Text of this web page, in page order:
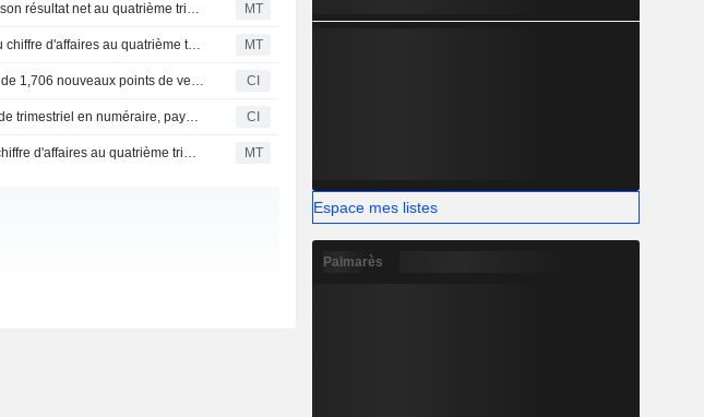
Yum China enregistre une hausse de 24% de son résultat net au quatrième trimestre MT
Yum China : hausse des résultats ajustés et du chiffre d'affaires au quatrième trimestre MT
Yum China Holdings, Inc. annonce l'ouverture de 1,706 nouveaux points de vente nets et vise plus de 20,000 magasins d'ici 2026 CI
Yum China Holdings, Inc. annonce un dividende trimestriel en numéraire, payable le 25 mars 2026 CI
Yum China : hausse du bénéfice ajusté et du chiffre d'affaires au quatrième trimestre MT
Espace mes listes
Palmarès